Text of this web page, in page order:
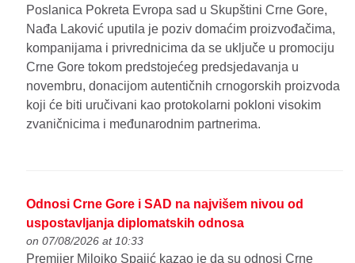
Poslanica Pokreta Evropa sad u Skupštini Crne Gore,
Nađa Laković uputila je poziv domaćim proizvođačima,
kompanijama i privrednicima da se uključe u promociju
Crne Gore tokom predstojećeg predsjedavanja u
novembru, donacijom autentičnih crnogorskih proizvoda
koji će biti uručivani kao protokolarni pokloni visokim
zvaničnicima i međunarodnim partnerima.
Odnosi Crne Gore i SAD na najvišem nivou od
uspostavljanja diplomatskih odnosa
on 07/08/2026 at 10:33
Premijer Milojko Spajić kazao je da su odnosi Crne